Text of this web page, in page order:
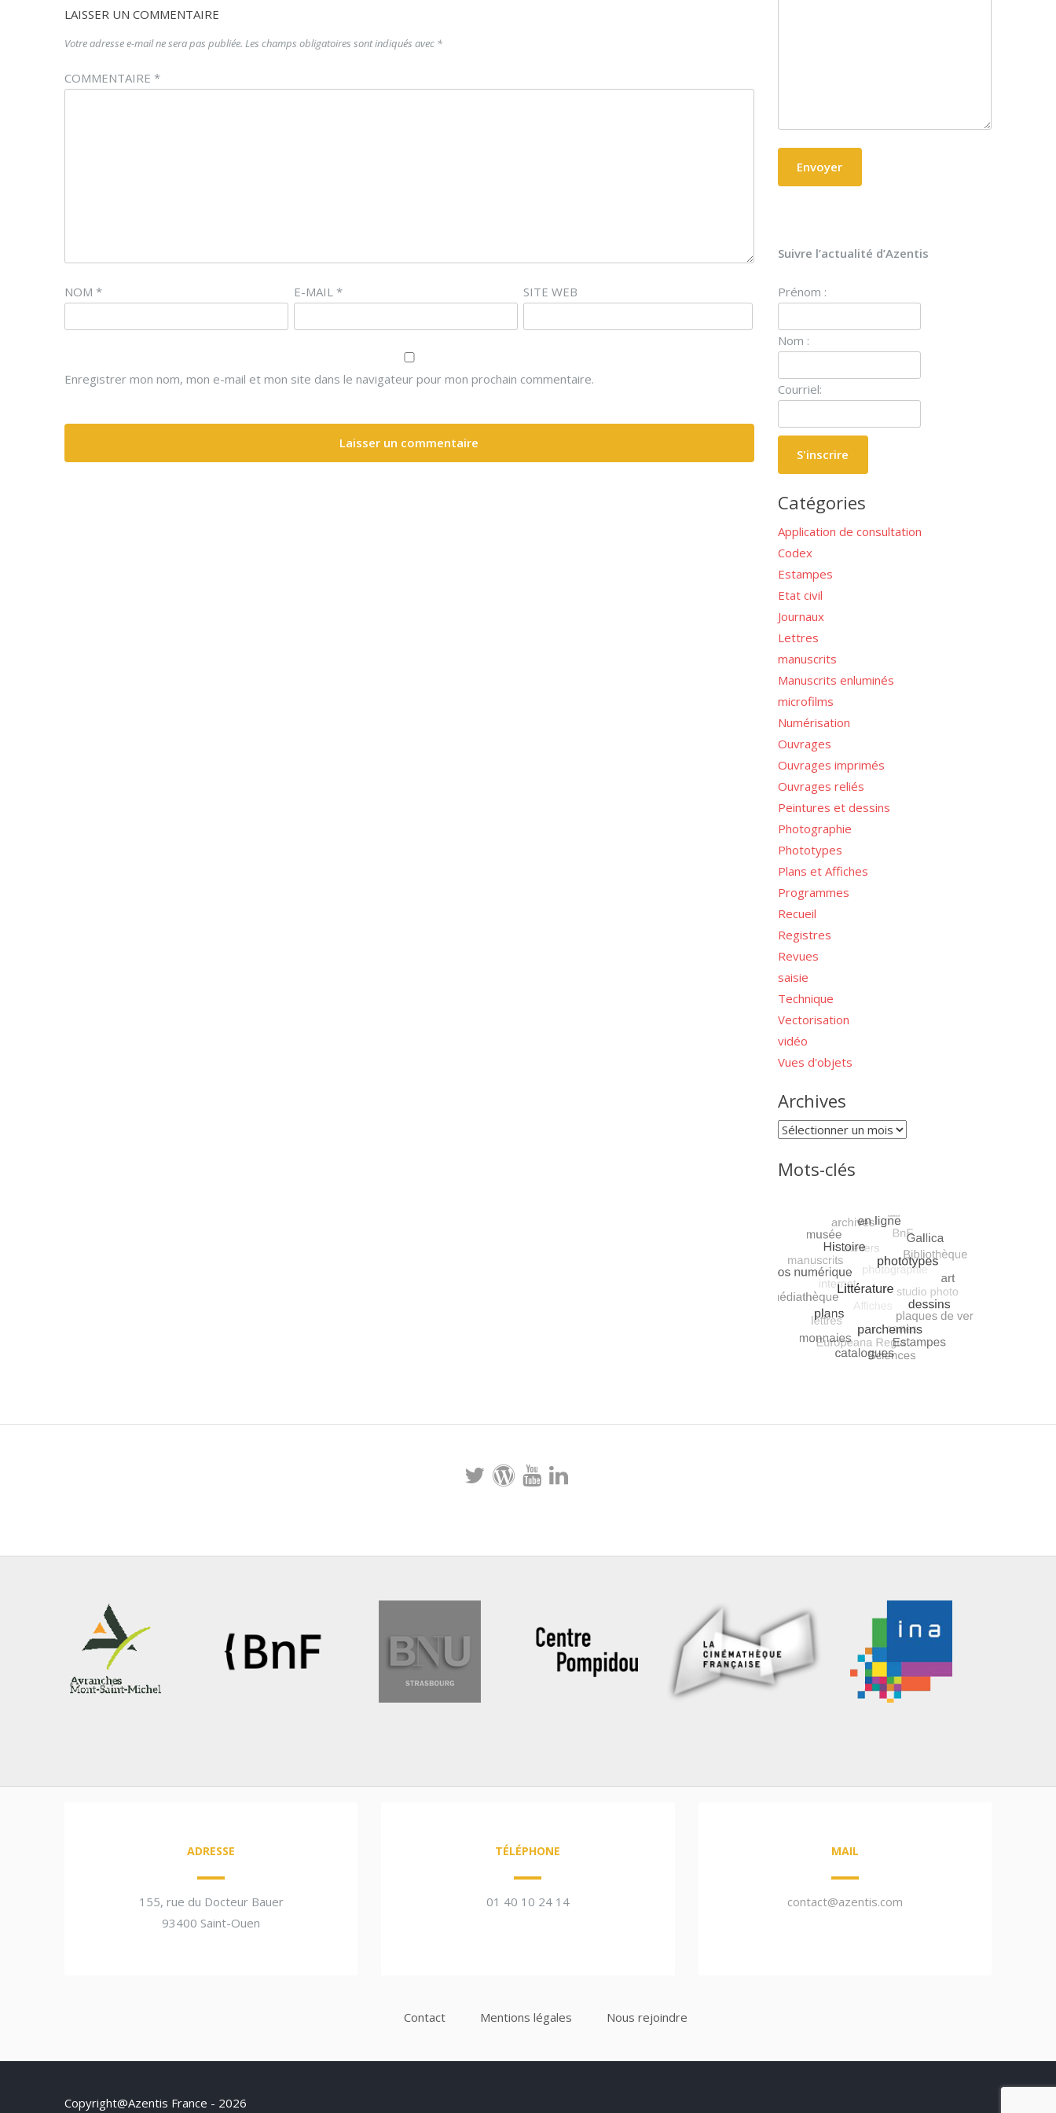
LAISSER UN COMMENTAIRE
Votre adresse e-mail ne sera pas publiée. Les champs obligatoires sont indiqués avec *
COMMENTAIRE *
NOM * E-MAIL* SITE WEB
Enregistrer mon nom, mon e-mail et mon site dans le navigateur pour mon prochain commentaire.
Suivre l’actualité d’Azentis
Prénom :
Nom :
Courriel:
Catégories
Application de consultation
Codex
Estampes
Etat civil
Journaux
Lettres
manuscrits
Manuscrits enluminés
microfilms
Numérisation
Ouvrages
Ouvrages imprimés
Ouvrages reliés
Peintures et dessins
Photographie
Phototypes
Plans et Affiches
Programmes
Recueil
Registres
Revues
saisie
Technique
Vectorisation
vidéo
Vues d'objets
Archives
Archives
Mots-clés
ADRESSE
155, rue du Docteur Bauer
93400 Saint-Ouen
TÉLÉPHONE
01 40 10 24 14
MAIL
contact@azentis.com
Contact Mentions légales Nous rejoindre
Copyright@Azentis France - 2026